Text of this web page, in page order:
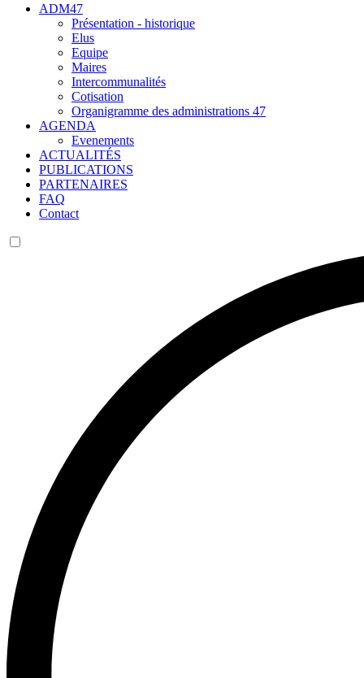
ADM47
Présentation - historique
Elus
Equipe
Maires
Intercommunalités
Cotisation
Organigramme des administrations 47
AGENDA
Evenements
ACTUALITÉS
PUBLICATIONS
PARTENAIRES
FAQ
Contact